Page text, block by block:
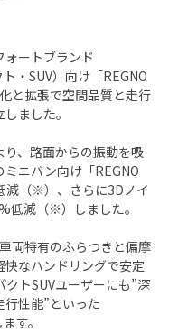
ートブランド
・SUV）向け「REGNO
と拡張で空間品質と走行
ました。
、路面からの振動を吸
ニバン向け「REGNO
減（※）、さらに3Dノイ
低減（※）しました。
両特有のふらつきと偏摩
なハンドリングで安定
トSUVユーザーにも”深
性能”といった
す。